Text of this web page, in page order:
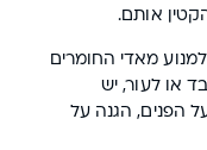
אותם.
מאדי החומרים
או לעור, יש
הפנים, הגנה על